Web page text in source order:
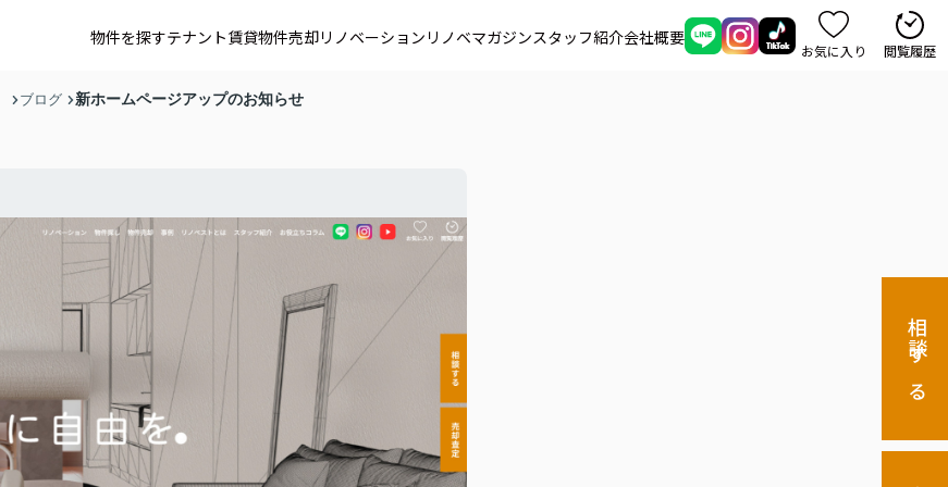
物件を探すテナント賃貸物件売却リノベーション リノベマガジンスタッフ紹介会社概要
お気に入り 閲覧履歴
相談する
ブログ 新ホームページアップのお知らせ